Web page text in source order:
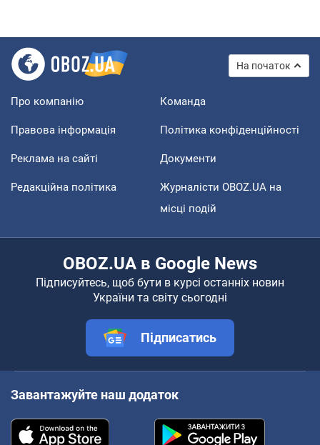
На початок
Про компанію Команда
Правова інформація Політика конфіденційності
Реклама на сайті Документи
Редакційна політика
Журналісти OBOZ.UA на
місці подій
OBOZ.UA в Google News
Підписуйтесь, щоб бути в курсі останніх новин
України та світу сьогодні
Підписатись
Завантажуйте наш додаток